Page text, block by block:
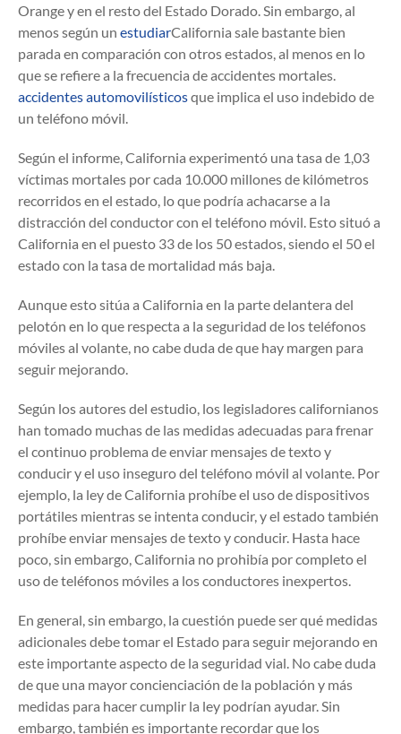
Orange y en el resto del Estado Dorado. Sin embargo, al
menos según un estudiarCalifornia sale bastante bien
parada en comparación con otros estados, al menos en lo
que se refiere a la frecuencia de accidentes mortales.
accidentes automovilísticosque implica el uso indebido de
un teléfono móvil.
Según el informe, California experimentó una tasa de 1,03
víctimas mortales por cada 10.000 millones de kilómetros
recorridos en el estado, lo que podría achacarse a la
distracción del conductor con el teléfono móvil. Esto situó a
California en el puesto 33 de los 50 estados, siendo el 50 el
estado con la tasa de mortalidad más baja.
Aunque esto sitúa a California en la parte delantera del
pelotón en lo que respecta a la seguridad de los teléfonos
móviles al volante, no cabe duda de que hay margen para
seguir mejorando.
Según los autores del estudio, los legisladores californianos
han tomado muchas de las medidas adecuadas para frenar
el continuo problema de enviar mensajes de texto y
conducir y el uso inseguro del teléfono móvil al volante. Por
ejemplo, la ley de California prohíbe el uso de dispositivos
portátiles mientras se intenta conducir, y el estado también
prohíbe enviar mensajes de texto y conducir. Hasta hace
poco, sin embargo, California no prohibía por completo el
uso de teléfonos móviles a los conductores inexpertos.
En general, sin embargo, la cuestión puede ser qué medidas
adicionales debe tomar el Estado para seguir mejorando en
este importante aspecto de la seguridad vial. No cabe duda
de que una mayor concienciación de la población y más
medidas para hacer cumplir la ley podrían ayudar. Sin
embargo, también es importante recordar que los